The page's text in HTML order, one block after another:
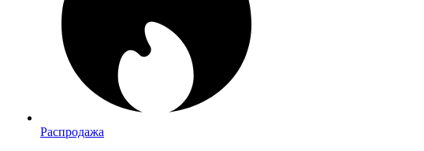
Распродажа